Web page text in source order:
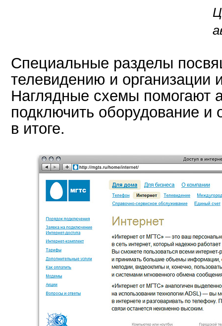
Специальные разделы
телевидению и организации
Наглядные схемы помогают
подключить оборудование и
в итоге.